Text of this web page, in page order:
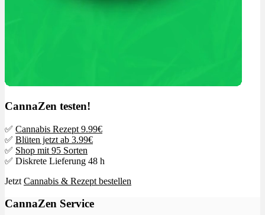
CannaZen testen!
✅ Cannabis Rezept 9.99€
✅ Blüten jetzt ab 3.99€
✅ Shop mit 95 Sorten
✅ Diskrete Lieferung 48 h
Jetzt Cannabis & Rezept bestellen
CannaZen Service